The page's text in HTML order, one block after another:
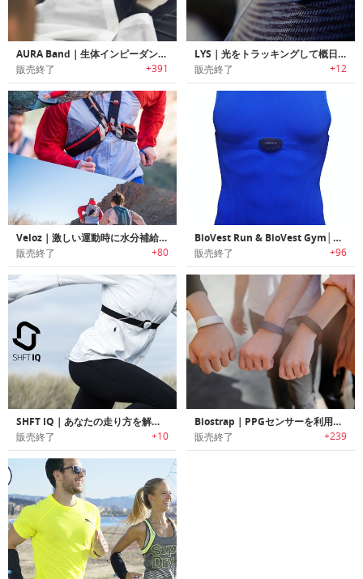
AURA Band｜生体インピーダンス・体組成をトラッキング可能なフィットネストラッカー「オーラバンド」
販売終了 +391
LYS｜光をトラッキングして概日リズムを改善可能なウェアラブルセンサー「リュース」
販売終了 +12
Veloz｜激しい運動時に水分補給が可能な給水バックパック「ヴェロス」
販売終了 +80
BioVest Run & BioVest Gym│ハートレートモニターを装着可能なインナーベスト「バイオベストラン ＆ バイオベストジム」
販売終了 +96
SHFT IQ｜あなたの走り方を解析し改善するAI搭載バーチャルコーチ「シフトアイキュー」
販売終了 +10
Biostrap｜PPGセンサーを利用して健康状態を把握可能なクリニカル品質マルチデバイスウェアラブルプラットフォーム 「バイオストラップ」
販売終了 +239